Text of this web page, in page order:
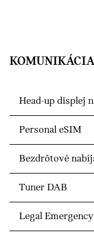
KOMUNIKÁCIA
Head-up displej
Personal eSIM
Bezdrôtové
Tuner DAB
Legal